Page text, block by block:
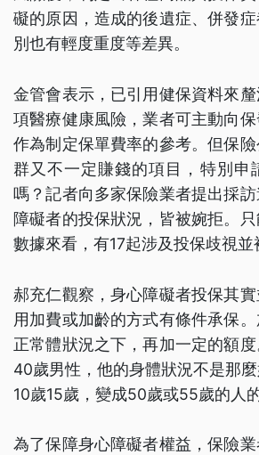
礙的原因，造成的後遺症、併發
別也有輕度重度等差異。
金管會表示，已引用健保資料來
項醫療健康風險，業者可主動向保
作為制定保單費率的參考。但保
群又不一定賺錢的項目，特別申
嗎？記者向多家保險業者提出採
障礙者的投保狀況，皆被婉拒。
數據來看，有17起涉及投保歧視並
郝充仁觀察，身心障礙者投保其
用加費或加齡的方式有條件承保
正常體狀況之下，再加一定的額
40歲男性，他的身體狀況不是那
10歲15歲，變成50歲或55歲的人的
為了保障身心障礙者權益，保險